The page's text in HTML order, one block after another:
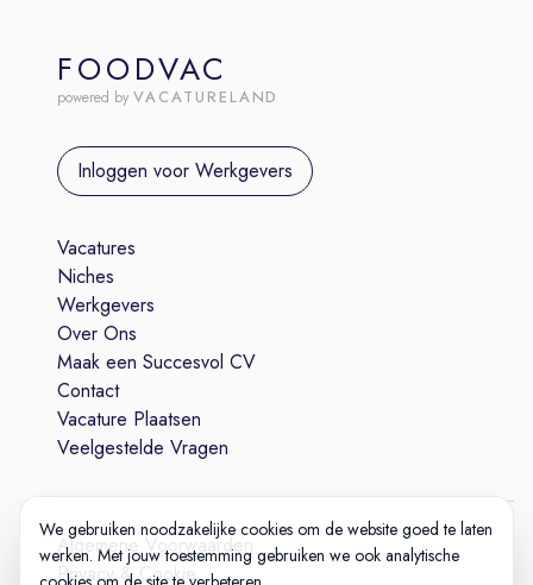
FOODVAC
powered by VACATURELAND
Inloggen voor Werkgevers
Vacatures
Niches
Werkgevers
Over Ons
Maak een Succesvol CV
Contact
Vacature Plaatsen
Veelgestelde Vragen
Algemene Voorwaarden
Privacy & Cookie
We gebruiken noodzakelijke cookies om de website goed te laten
werken. Met jouw toestemming gebruiken we ook analytische